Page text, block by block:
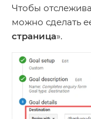
Чтобы
можно сделать
страница».